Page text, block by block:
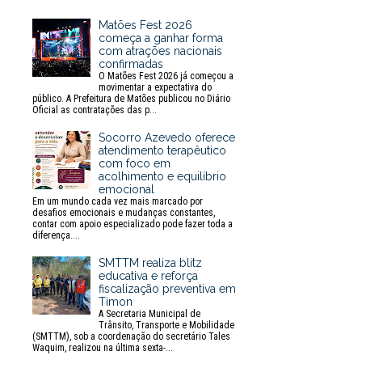
Matões Fest 2026
começa a ganhar forma
com atrações nacionais
confirmadas
O Matões Fest 2026 já começou a
movimentar a expectativa do
público. A Prefeitura de Matões publicou no Diário
Oficial as contratações das p...
Socorro Azevedo oferece
atendimento terapêutico
com foco em
acolhimento e equilíbrio
emocional
Em um mundo cada vez mais marcado por
desafios emocionais e mudanças constantes,
contar com apoio especializado pode fazer toda a
diferença....
SMTTM realiza blitz
educativa e reforça
fiscalização preventiva em
Timon
A Secretaria Municipal de
Trânsito, Transporte e Mobilidade
(SMTTM), sob a coordenação do secretário Tales
Waquim, realizou na última sexta-...